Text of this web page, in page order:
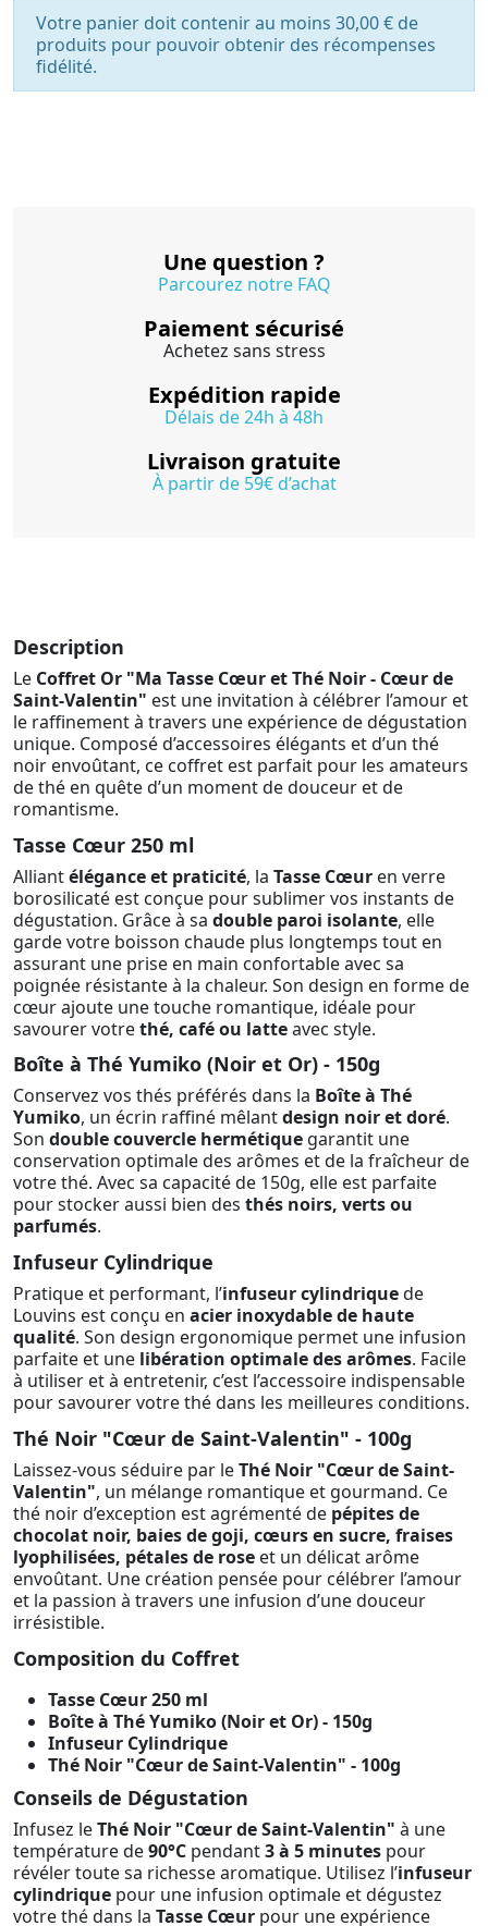
Votre panier doit contenir au moins 30,00 € de
produits pour pouvoir obtenir des récompenses
fidélité.
Une question ?
Parcourez notre FAQ
Paiement sécurisé
Achetez sans stress
Expédition rapide
Délais de 24h à 48h
Livraison gratuite
À partir de 59€ d’achat
Description
Le Coffret Or "Ma Tasse Cœur et Thé Noir - Cœur de
Saint-Valentin" est une invitation à célébrer l’amour et
le raffinement à travers une expérience de dégustation
unique. Composé d’accessoires élégants et d’un thé
noir envoûtant, ce coffret est parfait pour les amateurs
de thé en quête d’un moment de douceur et de
romantisme.
Tasse Cœur 250 ml
Alliantélégance et praticité, la Tasse Cœur en verre
borosilicaté est conçue pour sublimer vos instants de
dégustation. Grâce à sa double paroi isolante, elle
garde votre boisson chaude plus longtemps tout en
assurant une prise en main confortable avec sa
poignée résistante à la chaleur. Son design en forme de
cœur ajoute une touche romantique, idéale pour
savourer votrethé, café ou latteavec style.
Boîte à Thé Yumiko (Noir et Or) - 150g
Conservez vos thés préférés dans la Boîte à Thé
Yumiko, un écrin raffiné mêlantdesign noir et doré.
Son double couvercle hermétique garantit une
conservation optimale des arômes et de la fraîcheur de
votre thé. Avec sa capacité de 150g, elle est parfaite
pour stocker aussi bien des thés noirs, verts ou
parfumés.
Infuseur Cylindrique
Pratique et performant, l’infuseur cylindriquede
Louvins est conçu en acier inoxydable de haute
qualité. Son design ergonomique permet une infusion
parfaite et une libération optimale des arômes. Facile
à utiliser et à entretenir, c’est l’accessoire indispensable
pour savourer votre thé dans les meilleures conditions.
Thé Noir "Cœur de Saint-Valentin" - 100g
Laissez-vous séduire par leThé Noir "Cœur de Saint-
Valentin", un mélange romantique et gourmand. Ce
thé noir d’exception est agrémenté de pépites de
chocolat noir, baies de goji, cœurs en sucre, fraises
lyophilisées, pétales de rose et un délicat arôme
envoûtant. Une création pensée pour célébrer l’amour
et la passion à travers une infusion d’une douceur
irrésistible.
Composition du Coffret
Tasse Cœur 250 ml
Boîte à Thé Yumiko (Noir et Or) - 150g
Infuseur Cylindrique
Thé Noir "Cœur de Saint-Valentin" - 100g
Conseils de Dégustation
Infusez leThé Noir "Cœur de Saint-Valentin" à une
température de90°C pendant3 à 5 minutes pour
révéler toute sa richesse aromatique. Utilisez l’infuseur
cylindrique pour une infusion optimale et dégustez
votre thé dans la Tasse Cœur pour une expérience